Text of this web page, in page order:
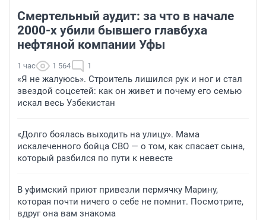
Смертельный аудит: за что в начале
2000-х убили бывшего главбуха
нефтяной компании Уфы
1 час 1 564 1
«Я не жалуюсь». Строитель лишился рук и ног и стал
звездой соцсетей: как он живет и почему его семью
искал весь Узбекистан
«Долго боялась выходить на улицу». Мама
искалеченного бойца СВО — о том, как спасает сына,
который разбился по пути к невесте
В уфимский приют привезли пермячку Марину,
которая почти ничего о себе не помнит. Посмотрите,
вдруг она вам знакома